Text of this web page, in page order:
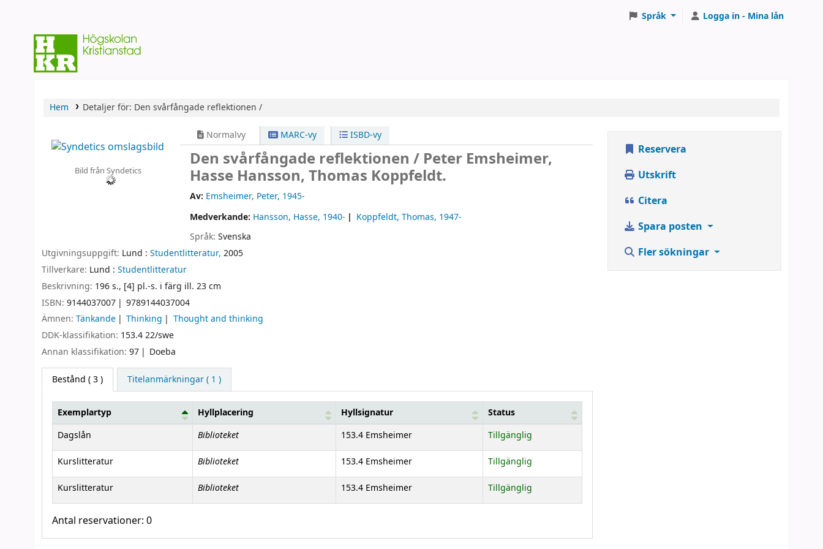
Språk Logga in - Mina lån
Hem Detaljer för: Den svårfångade reflektionen /
Bild från Syndetics
Normalvy MARC-vy ISBD-vy
Den svårfångade reflektionen / Peter Emsheimer,
Hasse Hansson, Thomas Koppfeldt.
Av: Emsheimer, Peter, 1945-
Medverkande: Hansson, Hasse, 1940- Koppfeldt, Thomas, 1947-
Språk:Svenska
Utgivningsuppgift: Lund : Studentlitteratur, 2005
Tillverkare: Lund : Studentlitteratur
Beskrivning: 196 s., [4] pl.-s. i färg ill. 23 cm
ISBN: 9144037007
9789144037004
Ämnen: Tänkande Thinking
Thought and thinking
DDK-klassifikation: 153.4 22/swe
Annan klassifikation: 97 Doeba
Bestånd ( 3 ) Titelanmärkningar ( 1 )
Bestånd
Exemplartyp Hyllplacering Hyllsignatur
Status
Dagslån
Biblioteket 153.4 Emsheimer Tillgänglig
Kurslitteratur Biblioteket 153.4 Emsheimer Tillgänglig
Kurslitteratur Biblioteket 153.4 Emsheimer Tillgänglig
Antal reservationer: 0
Reservera
Utskrift
Citera
Spara posten
Fler sökningar